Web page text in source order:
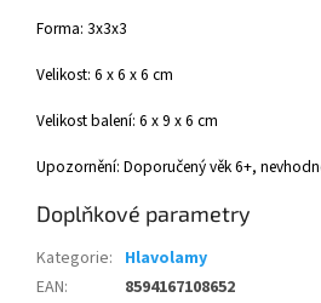
Forma: 3x3x3
Velikost: 6 x 6 x 6 cm
Velikost balení: 6 x 9 x 6 cm
Upozornění: Doporučený věk 6+,
Doplňkové parametry
Kategorie: Hlavolamy
EAN: 8594167108652